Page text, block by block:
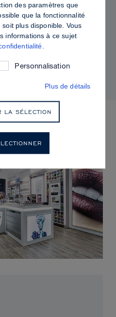
TIPS
vs Peau Grasse :
& Glow pour un fini
contrôlée
ÉVÈNEMENTS
des paramètres que
que la fonctionnalité
plus disponible. Vous
informations à ce sujet
Personnalisation
Plus de détails
LA SÉLECTION